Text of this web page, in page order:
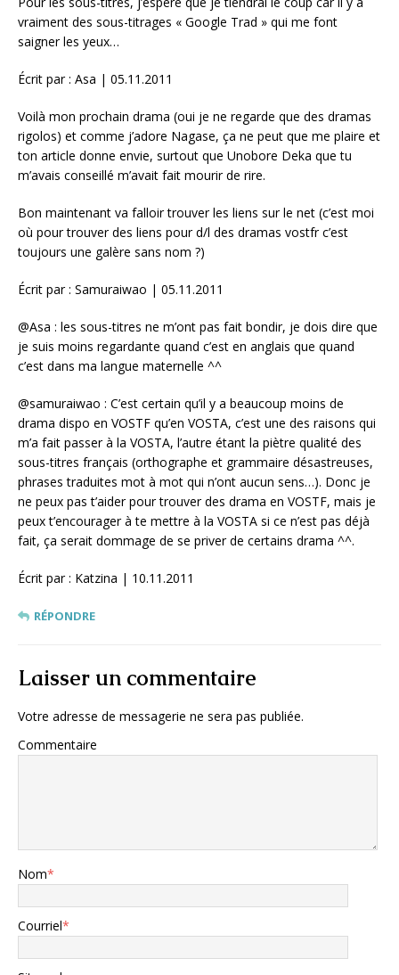
vraiment des sous-titrages « Google Trad » qui me font
saigner les yeux…
Écrit par : Asa | 05.11.2011
Voilà mon prochain drama (oui je ne regarde que des dramas
rigolos) et comme j’adore Nagase, ça ne peut que me plaire et
ton article donne envie, surtout que Unobore Deka que tu
m’avais conseillé m’avait fait mourir de rire.
Bon maintenant va falloir trouver les liens sur le net (c’est moi
où pour trouver des liens pour d/l des dramas vostfr c’est
toujours une galère sans nom ?)
Écrit par : Samuraiwao | 05.11.2011
@Asa : les sous-titres ne m’ont pas fait bondir, je dois dire que
je suis moins regardante quand c’est en anglais que quand
c’est dans ma langue maternelle ^^
@samuraiwao : C’est certain qu’il y a beaucoup moins de
drama dispo en VOSTF qu’en VOSTA, c’est une des raisons qui
m’a fait passer à la VOSTA, l’autre étant la piètre qualité des
sous-titres français (orthographe et grammaire désastreuses,
phrases traduites mot à mot qui n’ont aucun sens…). Donc je
ne peux pas t’aider pour trouver des drama en VOSTF, mais je
peux t’encourager à te mettre à la VOSTA si ce n’est pas déjà
fait, ça serait dommage de se priver de certains drama ^^.
Écrit par : Katzina | 10.11.2011
RÉPONDRE
Laisser un commentaire
Votre adresse de messagerie ne sera pas publiée.
Commentaire
Nom*
Courriel*